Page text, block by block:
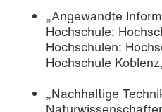
„Angewandte
Hochschule:
Hochschulen:
Hochschule
„Nachhaltige